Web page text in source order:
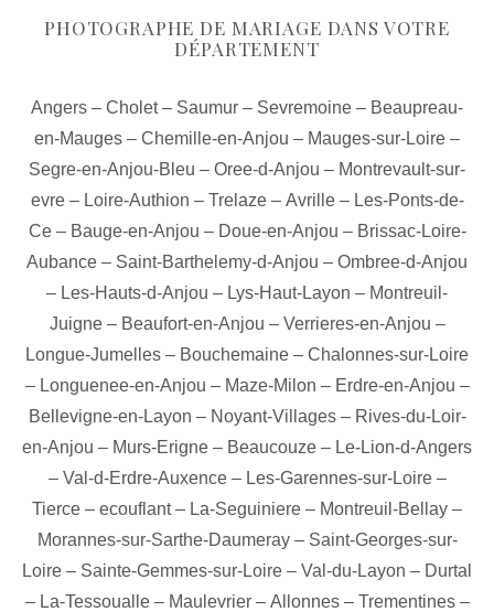
PHOTOGRAPHE DE MARIAGE DANS VOTRE
DÉPARTEMENT
Angers – Cholet– Saumur – Sevremoine – Beaupreau-
en-Mauges – Chemille-en-Anjou – Mauges-sur-Loire –
Segre-en-Anjou-Bleu – Oree-d-Anjou – Montrevault-sur-
evre– Loire-Authion – Trelaze– Avrille– Les-Ponts-de-
Ce– Bauge-en-Anjou – Doue-en-Anjou – Brissac-Loire-
Aubance – Saint-Barthelemy-d-Anjou – Ombree-d-Anjou
– Les-Hauts-d-Anjou – Lys-Haut-Layon – Montreuil-
Juigne– Beaufort-en-Anjou – Verrieres-en-Anjou –
Longue-Jumelles – Bouchemaine – Chalonnes-sur-Loire
– Longuenee-en-Anjou – Maze-Milon – Erdre-en-Anjou –
Bellevigne-en-Layon – Noyant-Villages– Rives-du-Loir-
en-Anjou – Murs-Erigne – Beaucouze – Le-Lion-d-Angers
– Val-d-Erdre-Auxence– Les-Garennes-sur-Loire–
Tierce – ecouflant– La-Seguiniere – Montreuil-Bellay –
Morannes-sur-Sarthe-Daumeray– Saint-Georges-sur-
Loire – Sainte-Gemmes-sur-Loire – Val-du-Layon – Durtal
– La-Tessoualle– Maulevrier– Allonnes– Trementines–